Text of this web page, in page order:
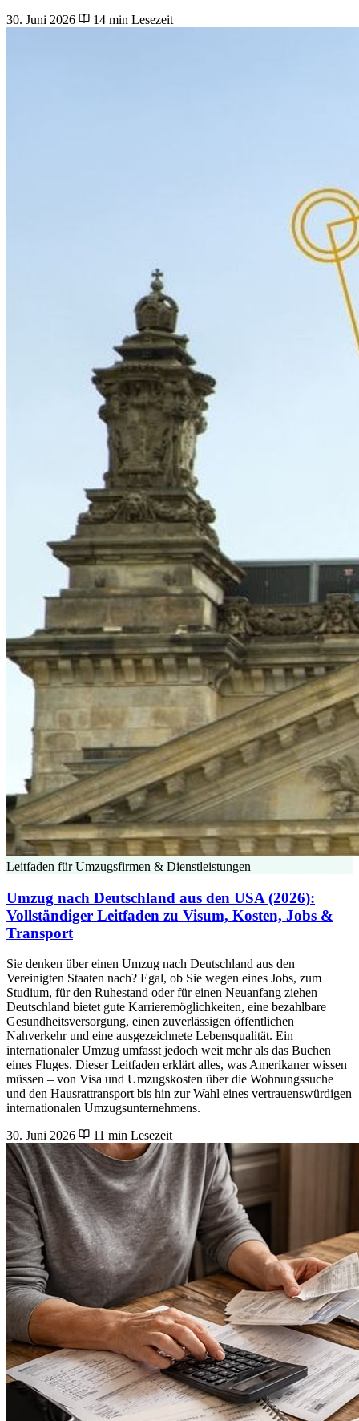
30. Juni 2026
14 min Lesezeit
Leitfaden für Umzugsfirmen & Dienstleistungen
Umzug nach Deutschland aus den USA (2026):
Vollständiger Leitfaden zu Visum, Kosten, Jobs &
Transport
Sie denken über einen Umzug nach Deutschland aus den
Vereinigten Staaten nach? Egal, ob Sie wegen eines Jobs, zum
Studium, für den Ruhestand oder für einen Neuanfang ziehen –
Deutschland bietet gute Karrieremöglichkeiten, eine bezahlbare
Gesundheitsversorgung, einen zuverlässigen öffentlichen
Nahverkehr und eine ausgezeichnete Lebensqualität. Ein
internationaler Umzug umfasst jedoch weit mehr als das Buchen
eines Fluges. Dieser Leitfaden erklärt alles, was Amerikaner wissen
müssen – von Visa und Umzugskosten über die Wohnungssuche
und den Hausrattransport bis hin zur Wahl eines vertrauenswürdigen
internationalen Umzugsunternehmens.
30. Juni 2026
11 min Lesezeit